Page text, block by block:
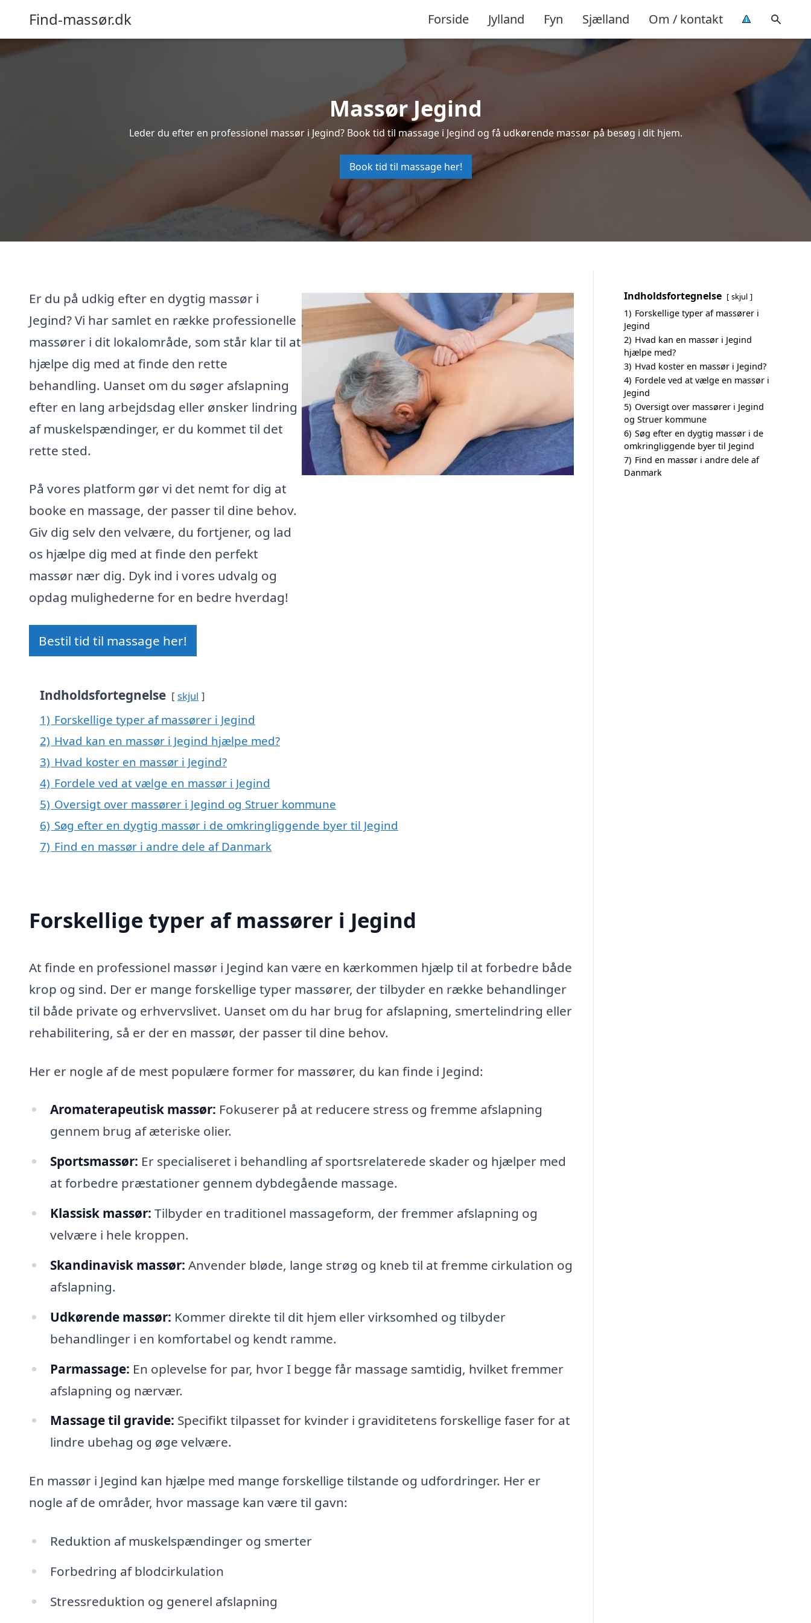
Find-massør.dk Forside Jylland Fyn Sjælland Om / kontakt
Massør Jegind
Leder du efter en professionel massør i Jegind? Book tid til massage i Jegind og få udkørende massør på besøg i dit hjem.
Book tid til massage her!
Er du på udkig efter en dygtig massør i
Jegind? Vi har samlet en række professionelle
massører i dit lokalområde, som står klar til at
hjælpe dig med at finde den rette
behandling. Uanset om du søger afslapning
efter en lang arbejdsdag eller ønsker lindring
af muskelspændinger, er du kommet til det
rette sted.
På vores platform gør vi det nemt for dig at
booke en massage, der passer til dine behov.
Giv dig selv den velvære, du fortjener, og lad
os hjælpe dig med at finde den perfekt
massør nær dig. Dyk ind i vores udvalg og
opdag mulighederne for en bedre hverdag!
Bestil tid til massage her!
Indholdsfortegnelse skjul
1) Forskellige typer af massører i Jegind
2) Hvad kan en massør i Jegind hjælpe med?
3) Hvad koster en massør i Jegind?
4) Fordele ved at vælge en massør i Jegind
5) Oversigt over massører i Jegind og Struer kommune
6) Søg efter en dygtig massør i de omkringliggende byer til Jegind
7) Find en massør i andre dele af Danmark
Forskellige typer af massører i Jegind
At finde en professionel massør i Jegind kan være en kærkommen hjælp til at forbedre både
krop og sind. Der er mange forskellige typer massører, der tilbyder en række behandlinger
til både private og erhvervslivet. Uanset om du har brug for afslapning, smertelindring eller
rehabilitering, så er der en massør, der passer til dine behov.
Her er nogle af de mest populære former for massører, du kan finde i Jegind:
Aromaterapeutisk massør: Fokuserer på at reducere stress og fremme afslapning
gennem brug af æteriske olier.
Sportsmassør: Er specialiseret i behandling af sportsrelaterede skader og hjælper med
at forbedre præstationer gennem dybdegående massage.
Klassisk massør: Tilbyder en traditionel massageform, der fremmer afslapning og
velvære i hele kroppen.
Skandinavisk massør: Anvender bløde, lange strøg og kneb til at fremme cirkulation og
afslapning.
Udkørende massør: Kommer direkte til dit hjem eller virksomhed og tilbyder
behandlinger i en komfortabel og kendt ramme.
Parmassage: En oplevelse for par, hvor I begge får massage samtidig, hvilket fremmer
afslapning og nærvær.
Massage til gravide: Specifikt tilpasset for kvinder i graviditetens forskellige faser for at
lindre ubehag og øge velvære.
En massør i Jegind kan hjælpe med mange forskellige tilstande og udfordringer. Her er
nogle af de områder, hvor massage kan være til gavn:
Reduktion af muskelspændinger og smerter
Forbedring af blodcirkulation
Stressreduktion og generel afslapning
Indholdsfortegnelse skjul
1) Forskellige typer af massører i
Jegind
2) Hvad kan en massør i Jegind
hjælpe med?
3) Hvad koster en massør i Jegind?
4) Fordele ved at vælge en massør i
Jegind
5) Oversigt over massører i Jegind
og Struer kommune
6) Søg efter en dygtig massør i de
omkringliggende byer til Jegind
7) Find en massør i andre dele af
Danmark